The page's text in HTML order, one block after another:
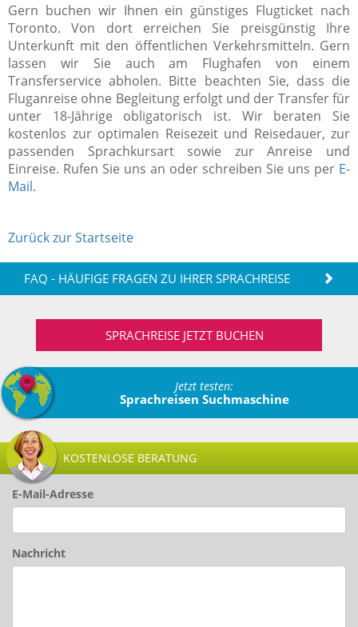
Gern buchen wir Ihnen ein günstiges Flugticket nach
Toronto. Von dort erreichen Sie preisgünstig Ihre
Unterkunft mit den öffentlichen Verkehrsmitteln. Gern
lassen wir Sie auch am Flughafen von einem
Transferservice abholen. Bitte beachten Sie, dass die
Fluganreise ohne Begleitung erfolgt und der Transfer für
unter 18-Jährige obligatorisch ist. Wir beraten Sie
kostenlos zur optimalen Reisezeit und Reisedauer, zur
passenden Sprachkursart sowie zur Anreise und
Einreise. Rufen Sie uns an oder schreiben Sie uns per E-
Mail.
Zurück zur Startseite
FAQ - HÄUFIGE FRAGEN ZU IHRER SPRACHREISE
SPRACHREISE JETZT BUCHEN
Jetzt testen:
Sprachreisen Suchmaschine
KOSTENLOSE BERATUNG
E-Mail-Adresse
Nachricht